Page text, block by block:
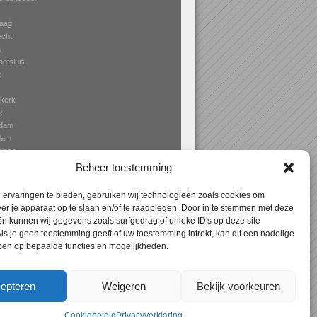
Beheer toestemming
ervaringen te bieden, gebruiken wij technologieën zoals cookies om
je apparaat op te slaan en/of te raadplegen. Door in te stemmen met deze
kunnen wij gegevens zoals surfgedrag of unieke ID's op deze site
je geen toestemming geeft of uw toestemming intrekt, kan dit een nadelige
op bepaalde functies en mogelijkheden.
Weigeren Bekijk voorkeuren
> Aanbouw Bleiswijk – specialist in
erkers en veranda’s!